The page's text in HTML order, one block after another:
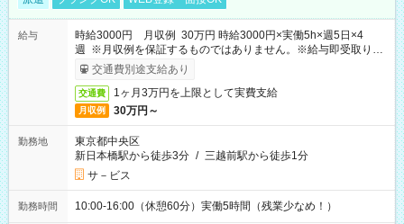
給与
時給3000円 月収例 30万円 時給3000円×実働5h×週5日×4
週 ※月収例を保証するものではありません。※給与即受取りサ
ービス利用可（利用条件有）
交通費別途支給あり
交通費 1ヶ月3万円を上限として実費支給
月収例 30万円～
勤務地
東京都中央区
新日本橋駅から徒歩3分 / 三越前駅から徒歩1分
サ－ビス
勤務時間 10:00-16:00（休憩60分）実働5時間（残業少なめ！）